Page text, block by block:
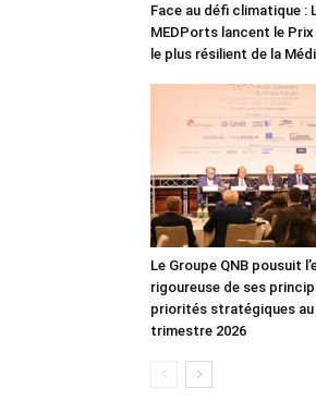
Face au défi climatique :
MEDPorts lancent le
le plus résilient de la
Le Groupe QNB pousuit
rigoureuse de ses
priorités stratégiques au
trimestre 2026